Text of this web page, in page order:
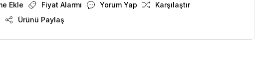
Fiyat Alarmı Yorum Yap
Karşılaştır
Ürünü Paylaş